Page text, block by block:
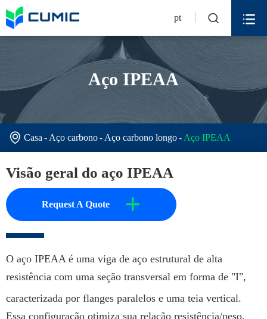
pt  
Aço IPEAA
 Casa Aço carbono Aço carbono longo Aço IPEAA
Visão geral do aço IPEAA
Request A Quote +
O aço IPEAA é uma viga de aço estrutural de alta
resistência com uma seção transversal em forma de "I",
caracterizada por flanges paralelos e uma teia vertical.
Essa configuração otimiza sua relação resistência/peso,